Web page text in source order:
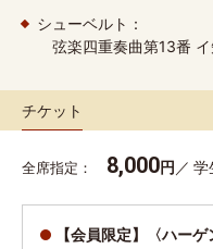
シューベルト：
弦楽四重奏曲第13番
チケット
全席指定 8,000円 学
【会員限定】〈ハー